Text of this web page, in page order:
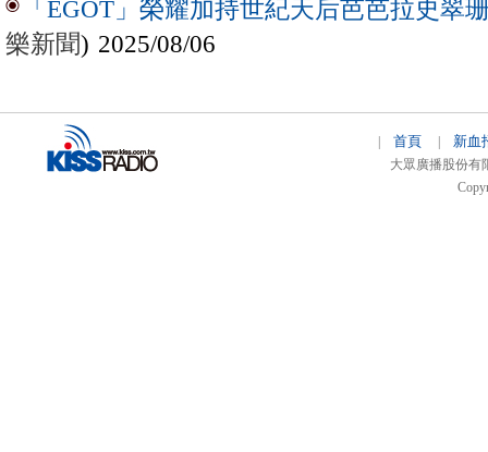
「EGOT」榮耀加持世紀天后芭芭拉史翠
樂新聞) 2025/08/06
| 首頁| 新血
大眾廣播股份有